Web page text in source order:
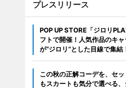
プレスリリース
POP UP STORE「ジロリ
フトで開催！人気作品のキ
が“ジロリ”とした目線で集結
この秋の正解コーデを、セ
もスカートも気分で選べる